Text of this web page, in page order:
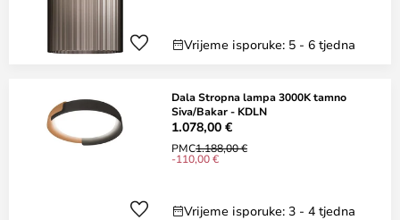
Vrijeme isporuke: 5 - 6 tjedna
Dala Stropna lampa 3000K tamno
Siva/Bakar - KDLN
1.078,00 €
PMC1.188,00 €
-110,00 €
Vrijeme isporuke: 3 - 4 tjedna